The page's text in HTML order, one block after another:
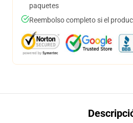
paquetes
Reembolso completo si el